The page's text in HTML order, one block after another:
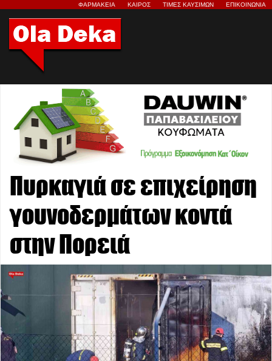
ΦΑΡΜΑΚΕΙΑ ΚΑΙΡΟΣ ΤΙΜΕΣ ΚΑΥΣΙΜΩΝ ΕΠΙΚΟΙΝΩΝΙΑ
Πυρκαγιά σε επιχείρηση
γουνοδερμάτων κοντά
στην Πορειά